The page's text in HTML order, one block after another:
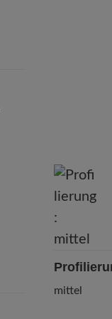
mittel